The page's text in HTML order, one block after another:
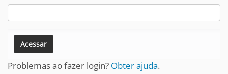
Problemas ao fazer login? Obter ajuda.